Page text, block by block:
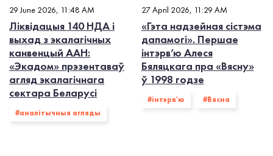
29 June 2026, 11:48 AM
Ліквідацыя 140 НДА і
выхад з экалагiчных
канвенцый ААН:
«Экадом» прэзентаваў
агляд экалагічнага
сектара Беларусі
#аналітычныя агляды
27 April 2026, 11:29 AM
«Гэта надзейная сістэма
дапамогі». Першае
інтэрв’ю Алеся
Бяляцкага пра «Вясну»
ў 1998 годзе
#інтэрв'ю #Вясна